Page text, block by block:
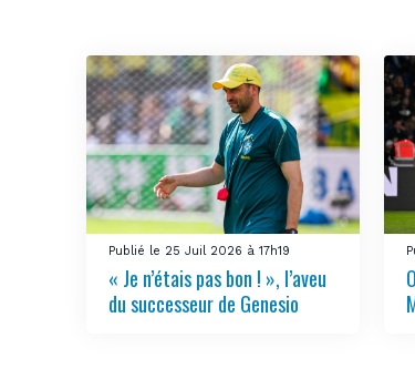
Publié le 25 Juil 2026 à 17h19
« Je n’étais pas bon ! », l’aveu
du successeur de Genesio